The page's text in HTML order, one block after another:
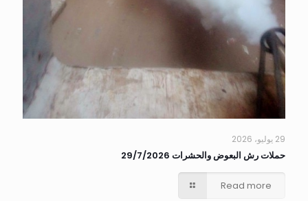
29 يوليو، 2026
حملات رش البعوض والحشرات 29/7/2026
Read more